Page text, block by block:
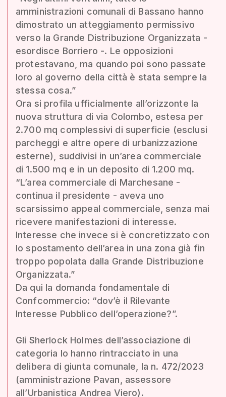
amministrazioni comunali di Bassano hanno
dimostrato un atteggiamento permissivo
verso la Grande Distribuzione Organizzata -
esordisce Borriero -. Le opposizioni
protestavano, ma quando poi sono passate
loro al governo della città è stata sempre la
stessa cosa.”
Ora si profila ufficialmente all’orizzonte la
nuova struttura di via Colombo, estesa per
2.700 mq complessivi di superficie (esclusi
parcheggi e altre opere di urbanizzazione
esterne), suddivisi in un’area commerciale
di 1.500 mq e in un deposito di 1.200 mq.
“L’area commerciale di Marchesane -
continua il presidente - aveva uno
scarsissimo appeal commerciale, senza mai
ricevere manifestazioni di interesse.
Interesse che invece si è concretizzato con
lo spostamento dell’area in una zona già fin
troppo popolata dalla Grande Distribuzione
Organizzata.”
Da qui la domanda fondamentale di
Confcommercio: “dov’è il Rilevante
Interesse Pubblico dell’operazione?”.
Gli Sherlock Holmes dell’associazione di
categoria lo hanno rintracciato in una
delibera di giunta comunale, la n. 472/2023
(amministrazione Pavan, assessore
all’Urbanistica Andrea Viero).